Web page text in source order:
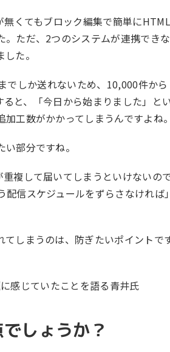
くてもブロック編集で簡単に
ただ、2つのシステムが連携でき
た。
でしか送れないため、10,000件から
と、「今日から始まりました」と
工数がかかってしまうんですよね。
部分ですね。
複して届いてしまうといけないの
信スケジュールをずらさなければ
しまうのは、防ぎたいポイントで
しょうか？